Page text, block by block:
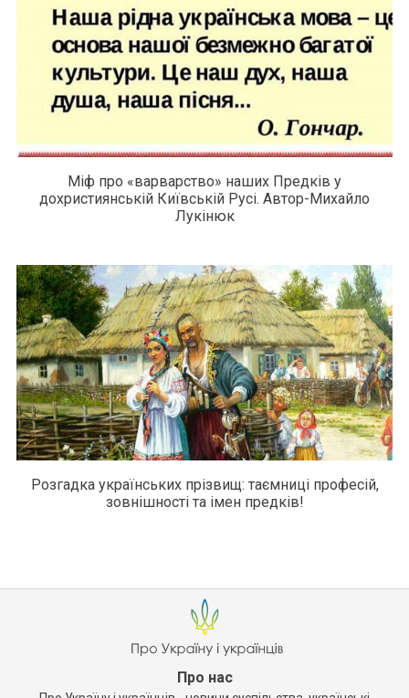
Міф про «варварство» наших Предків у
дохристиянській Київській Русі. Автор-Михайло
Лукінюк
Розгадка українських прізвищ: таємниці професій,
зовнішності та імен предків!
Про нас